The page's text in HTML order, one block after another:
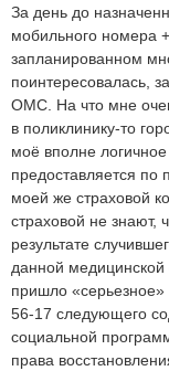
За день до
мобильного номера
запланированном
поинтересовалась,
ОМС. На что мне
в поликлинику-то
моё вполне
предоставляется
моей же страховой
страховой не знают,
результате
данной медицинской
пришло
56-17 следующего
социальной
права